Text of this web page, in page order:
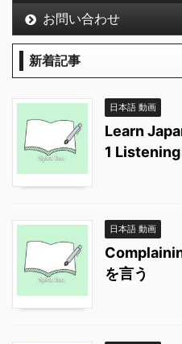
お問い合わせ
新着記事
日本語 動画
Learn
1
日本語 動画
を言う